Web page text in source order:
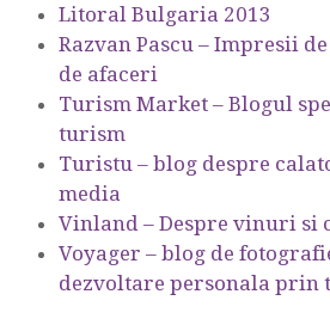
Litoral Bulgaria 2013
Razvan Pascu – Impresii
de afaceri
Turism Market – Blogul
turism
Turistu – blog despre
media
Vinland – Despre vinuri si
Voyager – blog de
dezvoltare personala prin